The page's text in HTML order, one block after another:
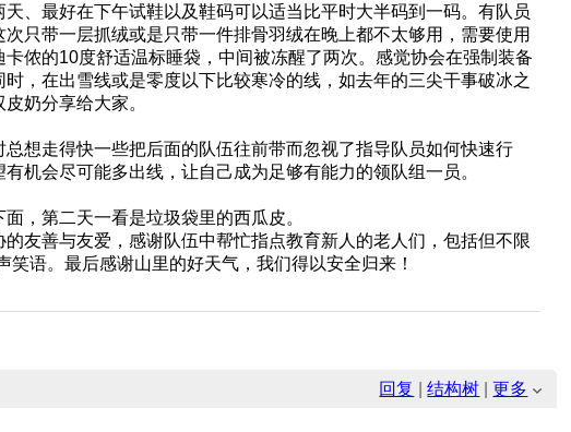
、最好在下午试鞋以及鞋码可以适当比平时大半码到一码。有队员
只带一层抓绒或是只带一件排骨羽绒在晚上都不太够用，需要使用
侬的10度舒适温标睡袋，中间被冻醒了两次。感觉协会在强制装备
，在出雪线或是零度以下比较寒冷的线，如去年的三尖干事破冰之
奶分享给大家。
想走得快一些把后面的队伍往前带而忽视了指导队员如何快速行
机会尽可能多出线，让自己成为足够有能力的领队组一员。
，第二天一看是垃圾袋里的西瓜皮。
友善与友爱，感谢队伍中帮忙指点教育新人的老人们，包括但不限
语。最后感谢山里的好天气，我们得以安全归来！
回复 |结构树 |更多